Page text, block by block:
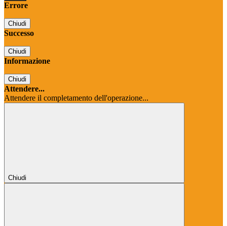
Errore
Chiudi
Successo
Chiudi
Informazione
Chiudi
Attendere...
Attendere il completamento dell'operazione...
Chiudi